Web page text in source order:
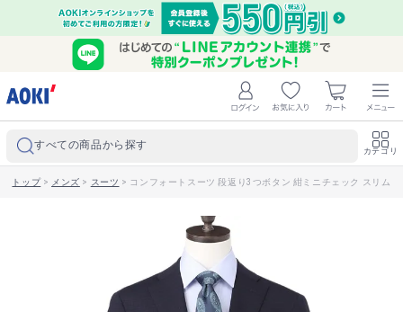
すべての商品から探す カテゴリ
トップ> メンズ > スーツ > コンフォートスーツ 段返り3つボタン 紺ミニチェック スリム